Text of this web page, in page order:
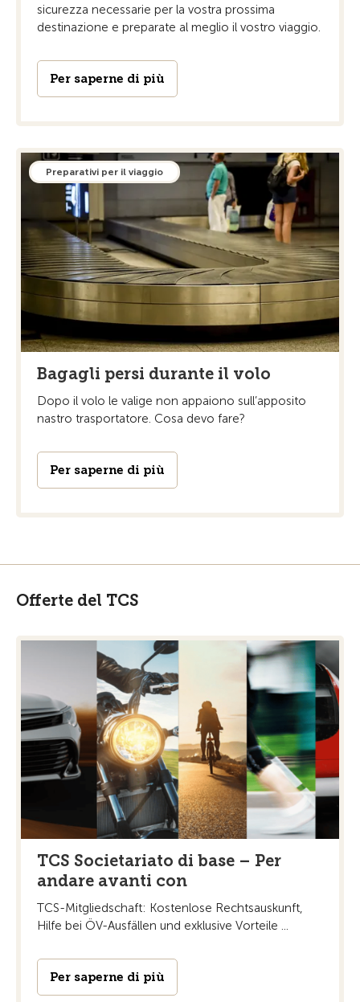
sicurezza necessarie per la vostra prossima
destinazione e preparate al meglio il vostro viaggio.
Per saperne di più
Preparativi per il viaggio
Bagagli persi durante il volo
Dopo il volo le valige non appaiono sull’apposito
nastro trasportatore. Cosa devo fare?
Per saperne di più
Offerte del TCS
TCS Societariato di base – Per
andare avanti con
TCS-Mitgliedschaft: Kostenlose Rechtsauskunft,
Hilfe bei ÖV-Ausfällen und exklusive Vorteile ...
Per saperne di più